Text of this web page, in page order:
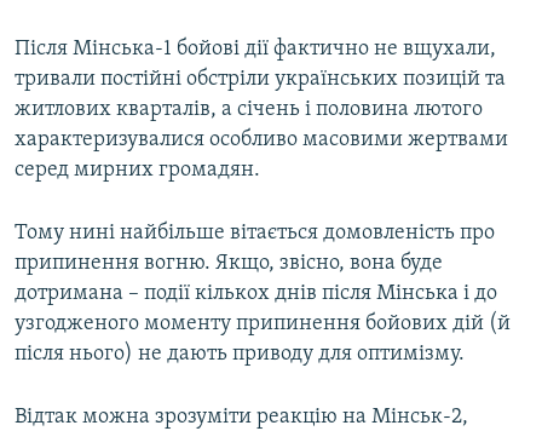
Після Мінська-1 бойові дії фактично не вщухали,
тривали постійні обстріли українських позицій та
житлових кварталів, а січень і половина лютого
характеризувалися особливо масовими жертвами
серед мирних громадян.
Тому нині найбільше вітається домовленість про
припинення вогню. Якщо, звісно, вона буде
дотримана – події кількох днів після Мінська і до
узгодженого моменту припинення бойових дій (й
після нього) не дають приводу для оптимізму.
Відтак можна зрозуміти реакцію на Мінськ-2,